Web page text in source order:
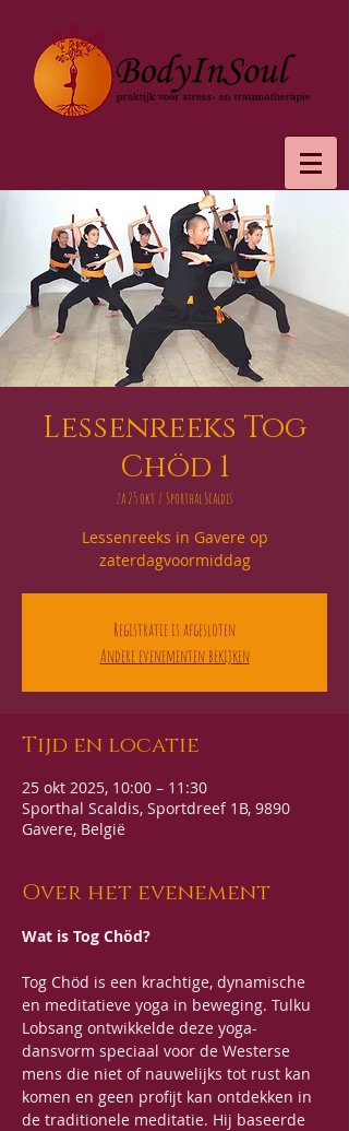
Lessenreeks Tog
Chöd 1
za 25 okt
  |
Sporthal Scaldis
Lessenreeks in Gavere op
zaterdagvoormiddag
Registratie is afgesloten
Andere evenementen bekijken
Tijd en locatie
25 okt 2025, 10:00 – 11:30
Sporthal Scaldis, Sportdreef 1B, 9890
Gavere, België
Over het evenement
Wat is Tog Chöd?
Tog Chöd is een krachtige, dynamische
en meditatieve yoga in beweging. Tulku
Lobsang ontwikkelde deze yoga-
dansvorm speciaal voor de Westerse
mens die niet of nauwelijks tot rust kan
komen en geen profijt kan ontdekken in
de traditionele meditatie. Hij baseerde